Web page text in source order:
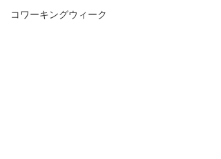
コワーキングウィーク